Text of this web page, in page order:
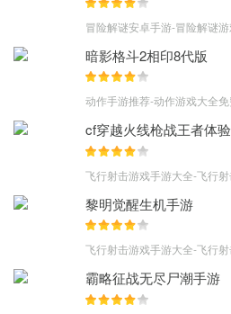
战性，也增加了游戏的乐趣。
冒险解谜安卓手游-冒险解谜
暗影格斗2相印8代版
动作手游推荐-动作游戏大全
cf穿越火线枪战王者体
飞行射击游戏手游大全-飞行
黎明觉醒生机手游
飞行射击游戏手游大全-飞行
霸略征战无尽尸潮手游